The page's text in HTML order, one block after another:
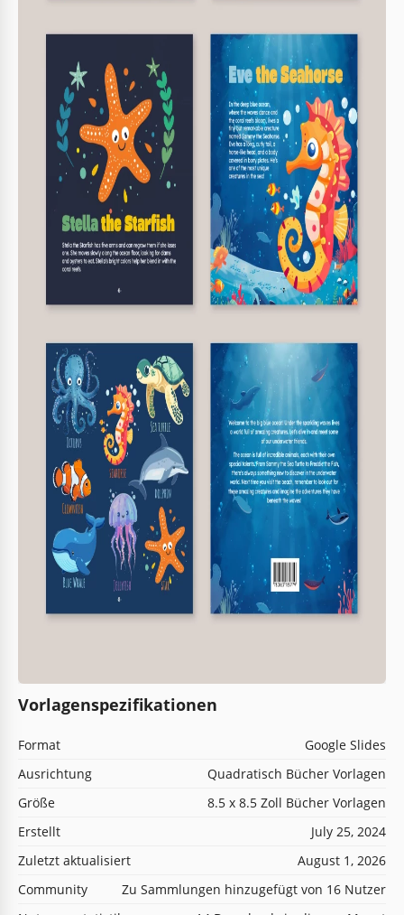
Vorlagenspezifikationen
Format
Google Slides
Ausrichtung
Quadratisch Bücher Vorlagen
Größe
8.5 x 8.5 Zoll Bücher Vorlagen
Erstellt
July 25, 2024
Zuletzt aktualisiert
August 1, 2026
Community
Zu Sammlungen hinzugefügt von 16 Nutzer